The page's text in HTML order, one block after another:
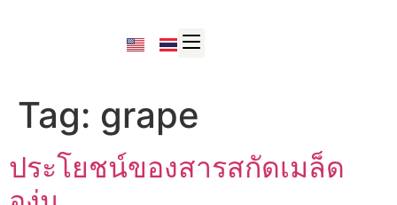
Tag: grape
ประโยชน์ของสารสกัดเมล็ด